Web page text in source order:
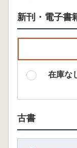
新刊・電子書
在庫な
古書